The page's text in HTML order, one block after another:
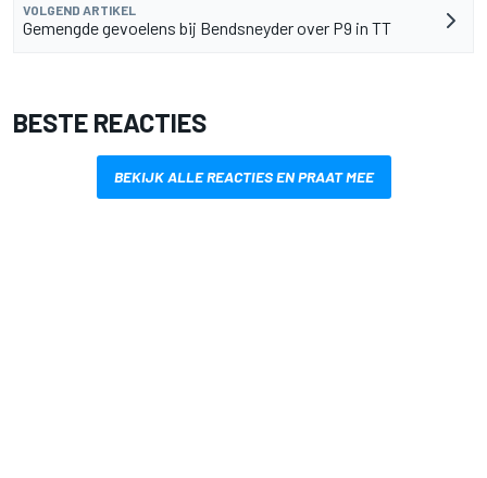
VOLGEND ARTIKEL
Gemengde gevoelens bij Bendsneyder over P9 in TT
BESTE REACTIES
BEKIJK ALLE REACTIES EN PRAAT MEE